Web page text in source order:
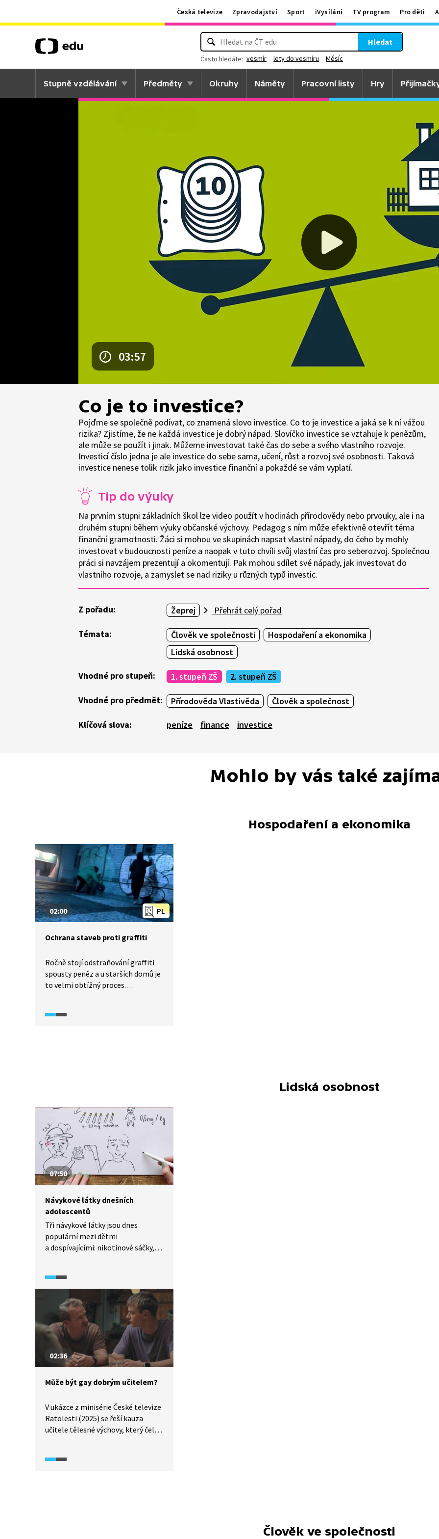
Česká televize Zpravodajství Sport iVysílání TV program Pro děti
Hledat
Často hledáte: vesmír lety do vesmíru Měsíc
Stupně vzdělávání Předměty Okruhy Náměty Pracovní listy Hry
03:57
Co je to investice?
Pojďme se společně podívat, co znamená slovo investice. Co to je investice a jaká se k ní vážou
rizika? Zjistíme, že ne každá investice je dobrý nápad. Slovíčko investice se vztahuje k penězům,
ale může se použít i jinak. Můžeme investovat také čas do sebe a svého vlastního rozvoje.
Investicí číslo jedna je ale investice do sebe sama, učení, růst a rozvoj své osobnosti. Taková
investice nenese tolik rizik jako investice finanční a pokaždé se vám vyplatí.
Tip do výuky
Na prvním stupni základních škol lze video použít v hodinách přírodovědy nebo prvouky, ale i na
druhém stupni během výuky občanské výchovy. Pedagog s ním může efektivně otevřít téma
finanční gramotnosti. Žáci si mohou ve skupinách napsat vlastní nápady, do čeho by mohly
investovat v budoucnosti peníze a naopak v tuto chvíli svůj vlastní čas pro seberozvoj. Společnou
práci si navzájem prezentují a okomentují. Pak mohou sdílet své nápady, jak investovat do
vlastního rozvoje, a zamyslet se nad riziky u různých typů investic.
Z pořadu: Žeprej Přehrát celý pořad
Témata: Člověk ve společnosti
Hospodaření a ekonomika
Lidská osobnost
Vhodné pro stupeň: 1. stupeň ZŠ 2. stupeň ZŠ
Vhodné pro předmět: Přírodověda Vlastivěda Člověk a společnost
Klíčová slova: peníze finance investice
Mohlo by vás také
Hospodaření a ekonomika
PL
02:00
Ochrana staveb proti graffiti
Ročně stojí odstraňování graffiti
spousty peněz a u starších domů je
to velmi obtížný proces.
kde všude se graffiti nachází a jak
Lidská osobnost
07:50
Návykové látky dnešních
adolescentů
Tři návykové látky jsou dnes
populární mezi dětmi
a dospívajícími: nikotinové sáčky,
s sebou jejich užívání nese? Ačkoliv
stát zpřísňuje regulace, výrobci
a uživatelé si nacházejí nové cesty.
Vývoji okolo nových návykových
látek se věnuje pořad What
The Fact (2025).
02:36
Může být gay dobrým učitelem?
V ukázce z minisérie České televize
Ratolesti (2025) se řeší kauza
učitele tělesné výchovy, který čelí
stížnosti rodičů a tlaku části
Člověk ve společnosti